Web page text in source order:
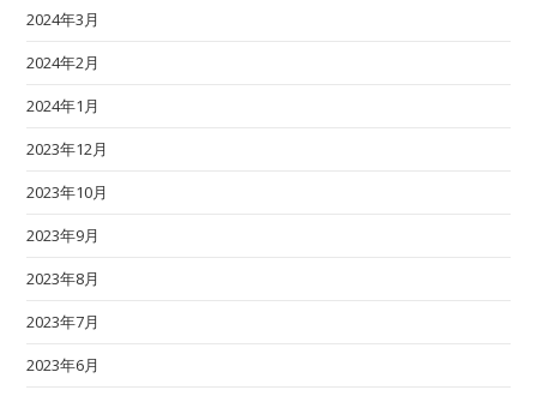
2024年3月
2024年2月
2024年1月
2023年12月
2023年10月
2023年9月
2023年8月
2023年7月
2023年6月